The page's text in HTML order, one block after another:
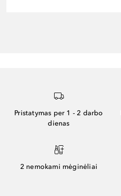
Pristatymas per 1 - 2 darbo
dienas
2 nemokami mėginėliai